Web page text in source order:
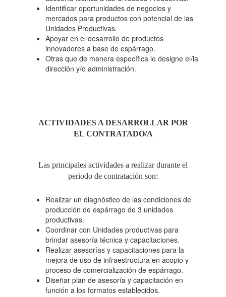
Identificar oportunidades de negocios y
mercados para productos con potencial de las
Unidades Productivas.
Apoyar en el desarrollo de productos
innovadores a base de espárrago.
Otras que de manera específica le designe el/la
dirección y/o administración.
ACTIVIDADES A DESARROLLAR POR
EL CONTRATADO/A
Las principales actividades a realizar durante el
periodo de contratación son:
Realizar un diagnóstico de las condiciones de
producción de espárrago de 3 unidades
productivas.
Coordinar con Unidades productivas para
brindar asesoría técnica y capacitaciones.
Realizar asesorías y capacitaciones para la
mejora de uso de infraestructura en acopio y
proceso de comercialización de espárrago.
Diseñar plan de asesoría y capacitación en
función a los formatos establecidos.